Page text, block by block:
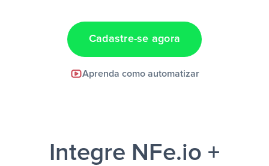
Cadastre-se agora
Aprenda como automatizar
Integre NFe.io +